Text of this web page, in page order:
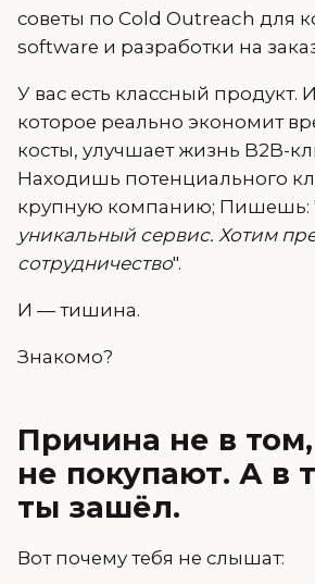
советы по Cold Outreach для
software и разработки на
У вас есть классный продукт.
которое реально экономит
косты, улучшает жизнь B2B-
Находишь потенциального
крупную компанию; Пишешь:
уникальный сервис. Хотим
сотрудничество".
И — тишина.
Знакомо?
Причина не в
не покупают. А в
ты зашёл.
Вот почему тебя не слышат: